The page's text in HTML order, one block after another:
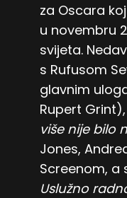
za Oscara
u novembru
svijeta.
s Rufusom
glavnim
Rupert Grint),
više nije bilo
Jones,
Screenom, a
Uslužno